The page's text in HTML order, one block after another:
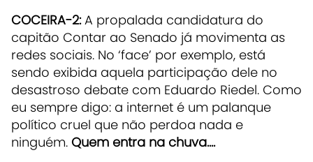
COCEIRA-2:A propalada candidatura do
capitão Contar ao Senado já movimenta as
redes sociais. No ‘face’ por exemplo, está
sendo exibida aquela participação dele no
desastroso debate com Eduardo Riedel. Como
eu sempre digo: a internet é um palanque
político cruel que não perdoa nada e
ninguém. Quem entra na chuva....